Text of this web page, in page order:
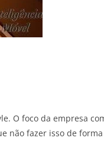
O foco da empresa
não fazer isso de